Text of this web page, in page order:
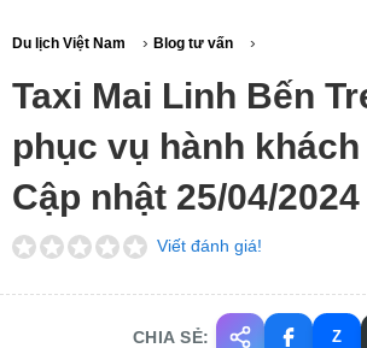
Du lịch Việt Nam › Blog tư vấn ›
Taxi Mai Linh Bến
phục vụ hành khách
Cập nhật 25/04/2024
Viết đánh giá!
CHIA SẺ: Z